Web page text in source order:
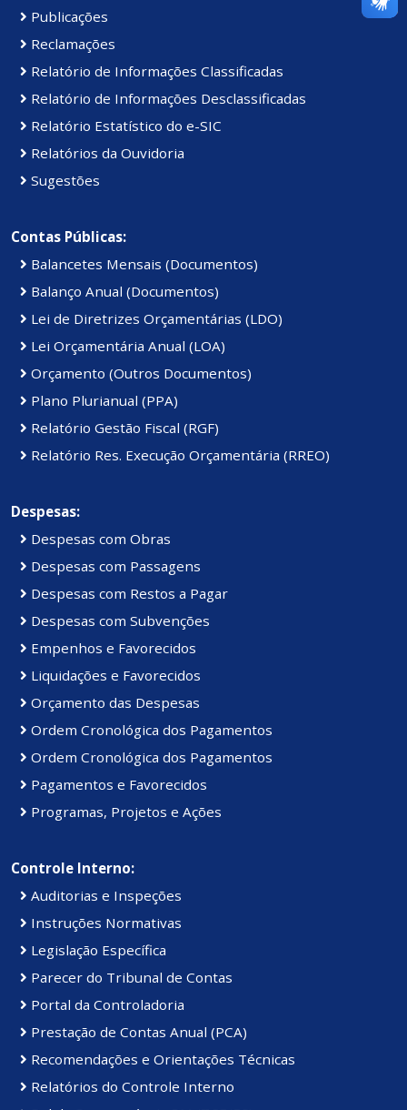
Publicações
Reclamações
Relatório de Informações Classificadas
Relatório de Informações Desclassificadas
Relatório Estatístico do e-SIC
Relatórios da Ouvidoria
Sugestões
Contas Públicas:
Balancetes Mensais (Documentos)
Balanço Anual (Documentos)
Lei de Diretrizes Orçamentárias (LDO)
Lei Orçamentária Anual (LOA)
Orçamento (Outros Documentos)
Plano Plurianual (PPA)
Relatório Gestão Fiscal (RGF)
Relatório Res. Execução Orçamentária (RREO)
Despesas:
Despesas com Obras
Despesas com Passagens
Despesas com Restos a Pagar
Despesas com Subvenções
Empenhos e Favorecidos
Liquidações e Favorecidos
Orçamento das Despesas
Ordem Cronológica dos Pagamentos
Ordem Cronológica dos Pagamentos
Pagamentos e Favorecidos
Programas, Projetos e Ações
Controle Interno:
Auditorias e Inspeções
Instruções Normativas
Legislação Específica
Parecer do Tribunal de Contas
Portal da Controladoria
Prestação de Contas Anual (PCA)
Recomendações e Orientações Técnicas
Relatórios do Controle Interno